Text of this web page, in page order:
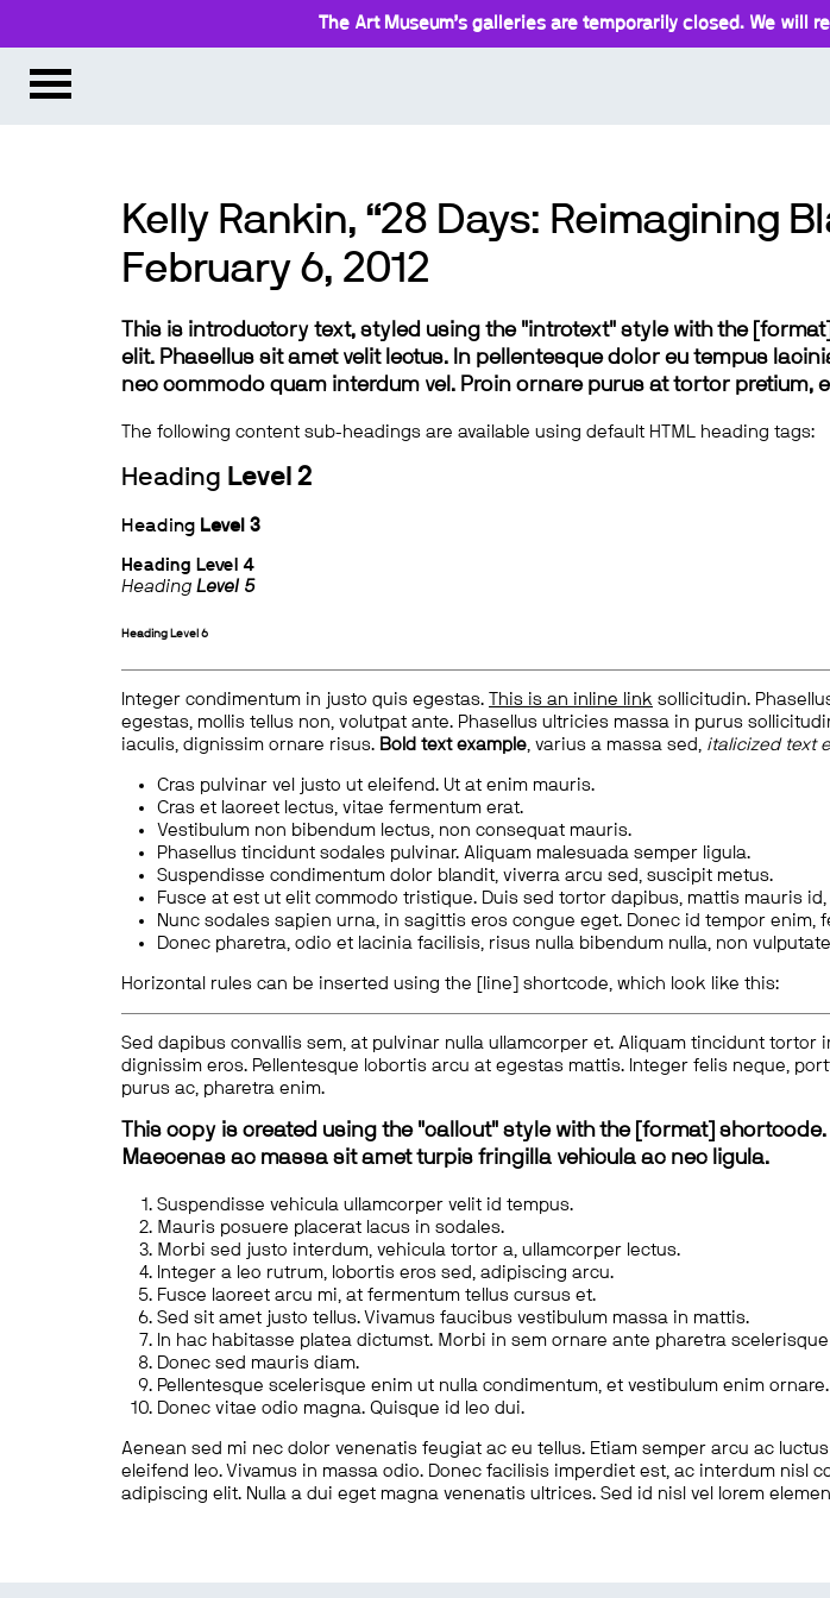
The Art Museum’s galleries are temporarily closed. We will
Kelly Rankin, “28 Days: Reimagining
February 6, 2012
This is introductory text, styled using the "introtext" style with the
elit. Phasellus sit amet velit lectus. In pellentesque dolor eu tempus
nec commodo quam interdum vel. Proin ornare purus at tortor pretium,
The following content sub-headings are available using default HTML heading tags:
Heading Level 2
Heading Level 3
Heading Level 4
Heading Level 5
Heading Level 6
Integer condimentum in justo quis egestas. This is an inline link sollicitudin.
egestas, mollis tellus non, volutpat ante. Phasellus ultricies massa in purus
iaculis, dignissim ornare risus. Bold text example, varius a massa sed, italicized text
Cras pulvinar vel justo ut eleifend. Ut at enim mauris.
Cras et laoreet lectus, vitae fermentum erat.
Vestibulum non bibendum lectus, non consequat mauris.
Phasellus tincidunt sodales pulvinar. Aliquam malesuada semper ligula.
Suspendisse condimentum dolor blandit, viverra arcu sed, suscipit metus.
Fusce at est ut elit commodo tristique. Duis sed tortor dapibus, mattis mauris
Nunc sodales sapien urna, in sagittis eros congue eget. Donec id tempor enim,
Donec pharetra, odio et lacinia facilisis, risus nulla bibendum nulla, non
Horizontal rules can be inserted using the [line] shortcode, which look like this:
Sed dapibus convallis sem, at pulvinar nulla ullamcorper et. Aliquam tincidunt
dignissim eros. Pellentesque lobortis arcu at egestas mattis. Integer felis neque,
purus ac, pharetra enim.
This copy is created using the "callout" style with the [format]
Maecenas ac massa sit amet turpis fringilla vehicula ac nec ligula.
Suspendisse vehicula ullamcorper velit id tempus.
Mauris posuere placerat lacus in sodales.
Morbi sed justo interdum, vehicula tortor a, ullamcorper lectus.
Integer a leo rutrum, lobortis eros sed, adipiscing arcu.
Fusce laoreet arcu mi, at fermentum tellus cursus et.
Sed sit amet justo tellus. Vivamus faucibus vestibulum massa in mattis.
In hac habitasse platea dictumst. Morbi in sem ornare ante pharetra
Donec sed mauris diam.
Pellentesque scelerisque enim ut nulla condimentum, et vestibulum enim ornare.
Donec vitae odio magna. Quisque id leo dui.
Aenean sed mi nec dolor venenatis feugiat ac eu tellus. Etiam semper arcu ac
eleifend leo. Vivamus in massa odio. Donec facilisis imperdiet est, ac interdum nisl
adipiscing elit. Nulla a dui eget magna venenatis ultrices. Sed id nisl vel lorem